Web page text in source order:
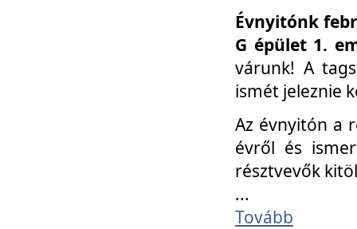
Évnyitónk
G épület 1.
várunk! A
ismét jeleznie
Az évnyitón a
évről és
résztvevők
...
Tovább